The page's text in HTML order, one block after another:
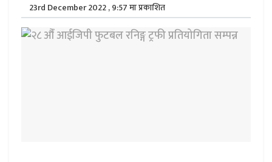
23rd December 2022 , 9:57 मा प्रकाशित